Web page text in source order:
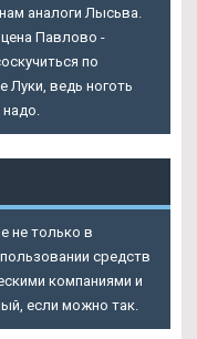
аналоги Лысьва.
Павлово -
по
Луки , ведь ноготь
не только в
средств
компаниями и
если можно так.